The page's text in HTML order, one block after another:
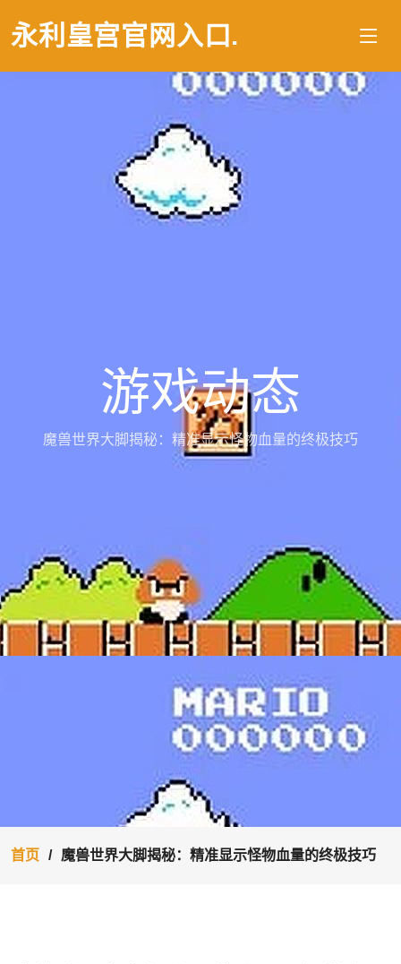
永利皇宫官网入口 .
游戏动态
魔兽世界大脚揭秘：精准显示怪物血量的终极技巧
首页 魔兽世界大脚揭秘：精准显示怪物血量的终极技巧